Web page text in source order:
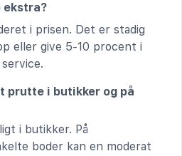
ekstra?
i prisen. Det er stadig
eller give 5-10 procent i
prutte i butikker og på
i butikker. På
boder kan en moderat